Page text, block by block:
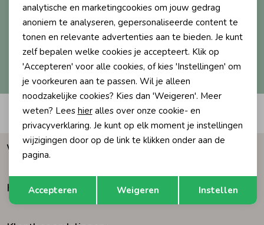
Rompers
Ondergoed
Regenkleding &-laarzen
Zomeraccessoires
Kledingaccessoires
Jumpsuits
Blouses
Blazers & Gilets
Leggings
Boxpakjes
Winteraccessoires
Aanmelden
Hoe we met je data omgaan? Bekijk dit in onze
privacyverklaring.
Automatisch sparen voor korting
Waarom Humpy?
Klantenservice
Marketing cookies
Terug Opslaan
analytische en marketingcookies om jouw gedrag
anoniem te analyseren, gepersonaliseerde content te
tonen en relevante advertenties aan te bieden. Je kunt
zelf bepalen welke cookies je accepteert. Klik op
'Accepteren' voor alle cookies, of kies 'Instellingen' om
je voorkeuren aan te passen. Wil je alleen
noodzakelijke cookies? Kies dan 'Weigeren'. Meer
weten? Lees hieralles over onze cookie- en
privacyverklaring. Je kunt op elk moment je instellingen
wijzigingen door op de link te klikken onder aan de
pagina.
Accepteren Weigeren Instellen